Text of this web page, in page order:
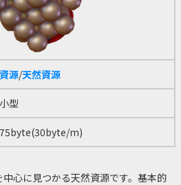
資源/天然資源
小型
75byte(30byte/m)
心に見つかる天然資源です。基本的